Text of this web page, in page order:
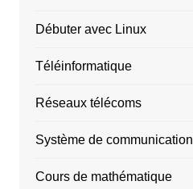
Débuter avec Linux
Téléinformatique
Réseaux télécoms
Système de communication
Cours de mathématique